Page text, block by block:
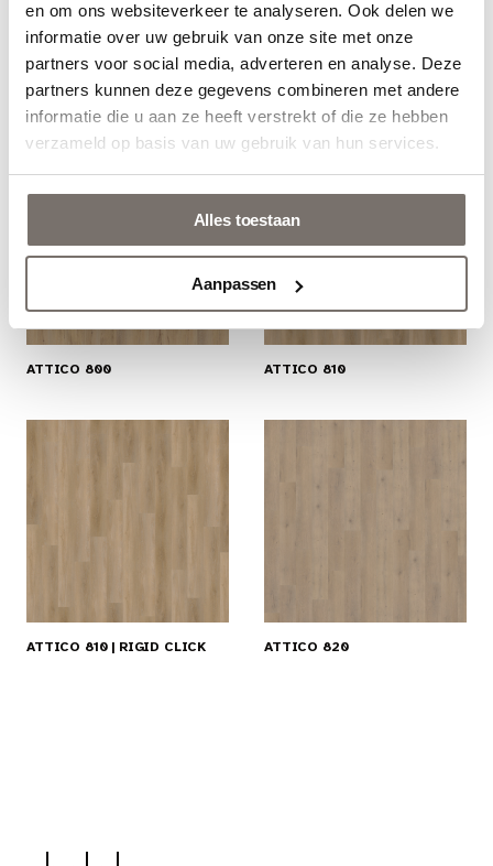
en om ons websiteverkeer te analyseren. Ook delen we
informatie over uw gebruik van onze site met onze
partners voor social media, adverteren en analyse. Deze
partners kunnen deze gegevens combineren met andere
informatie die u aan ze heeft verstrekt of die ze hebben
verzameld op basis van uw gebruik van hun services.
Alles toestaan
Aanpassen
Engels
Nederlands
Gerelateerde producten Bekijk catalogus
ATTICO 800 ATTICO 810
ATTICO 810 | RIGID CLICK ATTICO 820